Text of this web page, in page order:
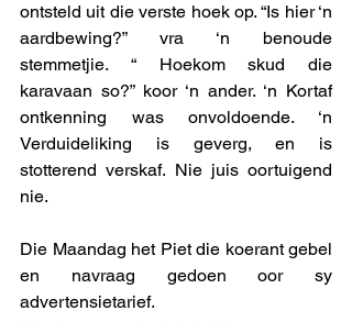
ontsteld uit die verste hoek op. “Is hier ‘n
aardbewing?” vra ‘n benoude
stemmetjie. “ Hoekom skud die
karavaan so?” koor ‘n ander. ‘n Kortaf
ontkenning was onvoldoende. ‘n
Verduideliking is geverg, en is
stotterend verskaf. Nie juis oortuigend
nie.
Die Maandag het Piet die koerant gebel
en navraag gedoen oor sy
advertensietarief.